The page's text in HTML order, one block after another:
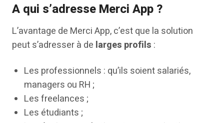
A qui s’adresse Merci App ?
L’avantage de Merci App, c’est que la solution
peut s’adresser à de larges profils :
Les professionnels : qu’ils soient salariés,
managers ou RH ;
Les freelances ;
Les étudiants ;